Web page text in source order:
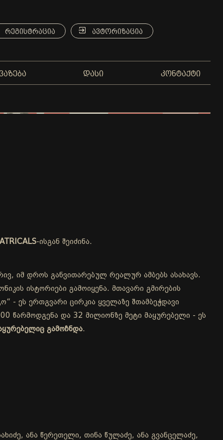
ᲠᲔᲒᲘᲡᲢᲠᲐᲪᲘᲐ ᲐᲕᲢᲝᲠᲘᲖᲐᲪᲘᲐ
ᲓᲐᲡᲘ ᲙᲝᲜᲢᲐᲥᲢᲘ
-ისგან შეიძინა.
იმ დროს განვითარებულ რეალურ ამბებს ასახავს.
ისტორიები გამოიყენა. მთავარი გმირების
- ეს ერთგვარი ცირკია ყველაზე შთამბეჭდავი
წარმოდგენა და 32 მილიონზე მეტი მაყურებელი - ეს
გამოჩნდა.
ანა წერეთელი, თინა წულაძე, ანა გვანცელაძე,